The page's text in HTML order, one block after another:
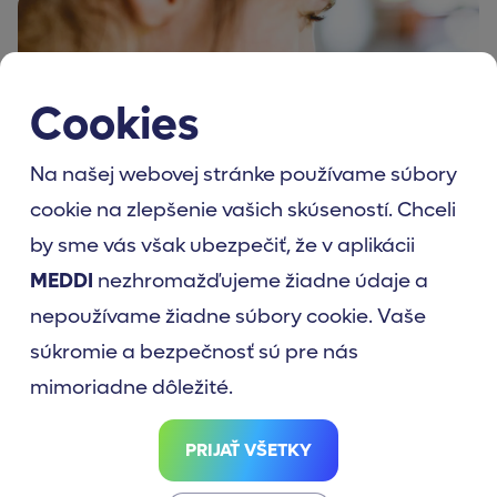
PRIPOJTE SA K VIAC AKO 200 000 POUŽÍVATEĽOM APLIKÁCIE
Cookies
Na našej webovej stránke používame súbory
cookie na zlepšenie vašich skúseností. Chceli
by sme vás však ubezpečiť, že v aplikácii
MEDDI nezhromažďujeme žiadne údaje a
nepoužívame žiadne súbory cookie. Vaše
súkromie a bezpečnosť sú pre nás
mimoriadne dôležité.
PRIJAŤ VŠETKY